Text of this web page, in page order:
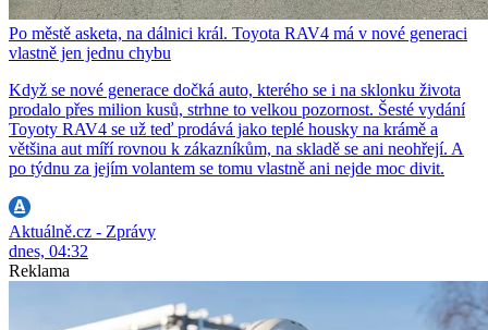
Po městě asketa, na dálnici král. Toyota RAV4 má v nové generaci
vlastně jen jednu chybu
Když se nové generace dočká auto, kterého se i na sklonku života
prodalo přes milion kusů, strhne to velkou pozornost. Šesté vydání
Toyoty RAV4 se už teď prodává jako teplé housky na krámě a
většina aut míří rovnou k zákazníkům, na skladě se ani neohřejí. A
po týdnu za jejím volantem se tomu vlastně ani nejde moc divit.
Aktuálně.cz - Zprávy
dnes, 04:32
Reklama